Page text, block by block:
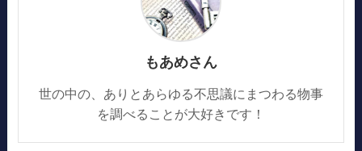
もあめさん
世の中の、ありとあらゆる不思議にまつわる物事
を調べることが大好きです！